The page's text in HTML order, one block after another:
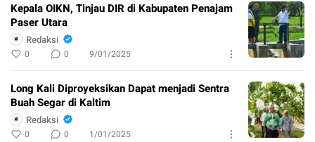
Kepala OIKN, Tinjau DIR di Kabupaten Penajam
Paser Utara
Redaksi
0 0 9/01/2025
Long Kali Diproyeksikan Dapat menjadi Sentra
Buah Segar di Kaltim
Redaksi
0 0 1/01/2025